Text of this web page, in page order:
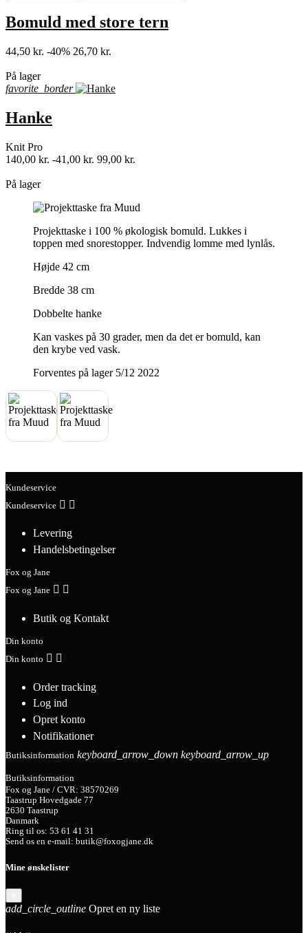
Bomuld med store tern
44,50 kr. -40% 26,70 kr.
På lager
favorite_border
Hanke
Knit Pro
140,00 kr. -41,00 kr. 99,00 kr.
På lager
Projekttaske i 100 % økologisk bomuld. Lukkes i
toppen med snorestopper. Indvendig lomme med lynlås.
Højde 42 cm
Bredde 38 cm
Dobbelte hanke
Kan vaskes på 30 grader, men da det er bomuld, kan
den krybe ved vask.
Forventes på lager 5/12 2022
Kundeservice
Kundeservice  
Levering
Handelsbetingelser
Fox og Jane
Fox og Jane  
Butik og Kontakt
Din konto
Din konto  
Order tracking
Log ind
Opret konto
Notifikationer
Butiksinformation keyboard_arrow_down keyboard_arrow_up
Butiksinformation
Fox og Jane / CVR: 38570269
Taastrup Hovedgade 77
2630 Taastrup
Danmark
Ring til os: 53 61 41 31
Send os en e-mail: butik@foxogjane.dk
Mine ønskelister
add_circle_outline Opret en ny liste